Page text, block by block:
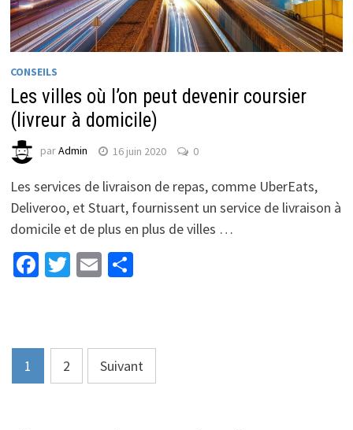
CONSEILS
Les villes où l’on peut devenir coursier
(livreur à domicile)
parAdmin 16 juin 2020 0
Les services de livraison de repas, comme UberEats,
Deliveroo, et Stuart, fournissent un service de livraison à
domicile et de plus en plus de villes …
Facebook
Twitter
EmailPartager
1 2 Suivant